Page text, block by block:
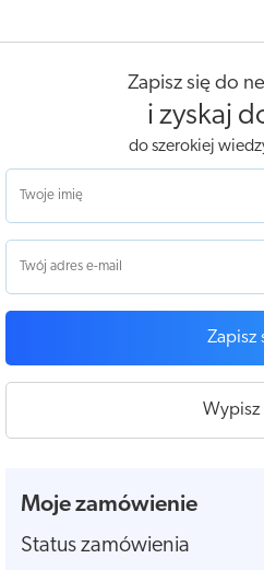
Zapisz się do
i zyskaj
do szerokiej
Zapisz
Wypisz
Moje zamówienie
Status zamówienia